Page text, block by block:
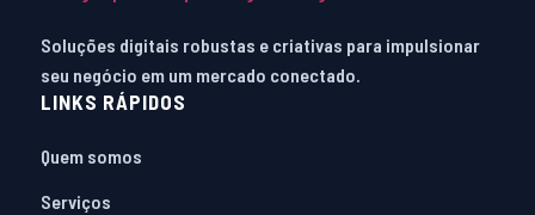
Soluções digitais robustas e criativas para impulsionar
seu negócio em um mercado conectado.
LINKS RÁPIDOS
Quem somos
Serviços